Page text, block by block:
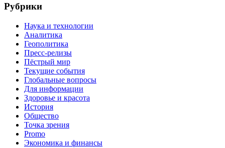
Рубрики
Наука и технологии
Аналитика
Геополитика
Пресс-релизы
Пёстрый мир
Текущие события
Глобальные вопросы
Для информации
Здоровье и красота
История
Общество
Точка зрения
Promo
Экономика и финансы